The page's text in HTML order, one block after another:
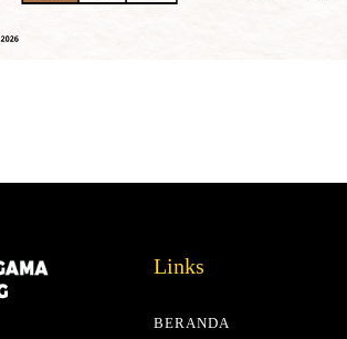
Links
BERANDA